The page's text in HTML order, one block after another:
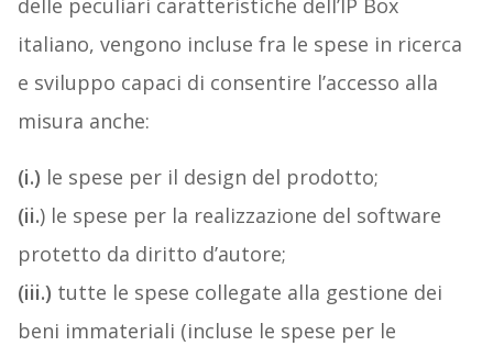
delle peculiari caratteristiche dell’IP Box
italiano, vengono incluse fra le spese in ricerca
e sviluppo capaci di consentire l’accesso alla
misura anche:
(i.) le spese per il design del prodotto;
(ii.) le spese per la realizzazione del software
protetto da diritto d’autore;
(iii.) tutte le spese collegate alla gestione dei
beni immateriali (incluse le spese per le